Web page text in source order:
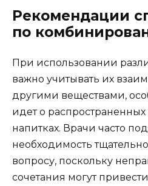
Рекомендации
по
При использовании
важно учитывать их
другими веществами,
идет о
напитках. Врачи часто
необходимость
вопросу, поскольку
сочетания могут